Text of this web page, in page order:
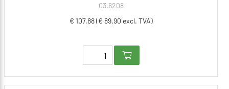
03.6208
€ 107,88 (€ 89,90 excl. TVA)